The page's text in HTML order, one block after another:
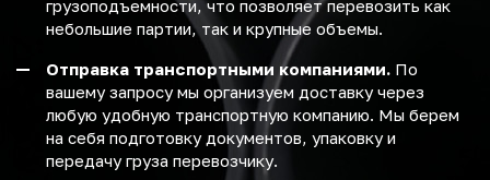
грузоподъемности, что позволяет перевозить как
небольшие партии, так и крупные объемы.
Отправка транспортными компаниями. По
вашему запросу мы организуем доставку через
любую удобную транспортную компанию. Мы берем
на себя подготовку документов, упаковку и
передачу груза перевозчику.